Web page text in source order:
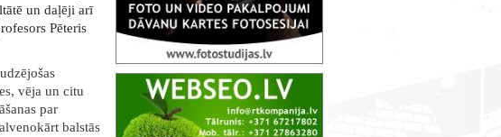
un daļēji arī
Pēteris
vēja un citu
par
balstās